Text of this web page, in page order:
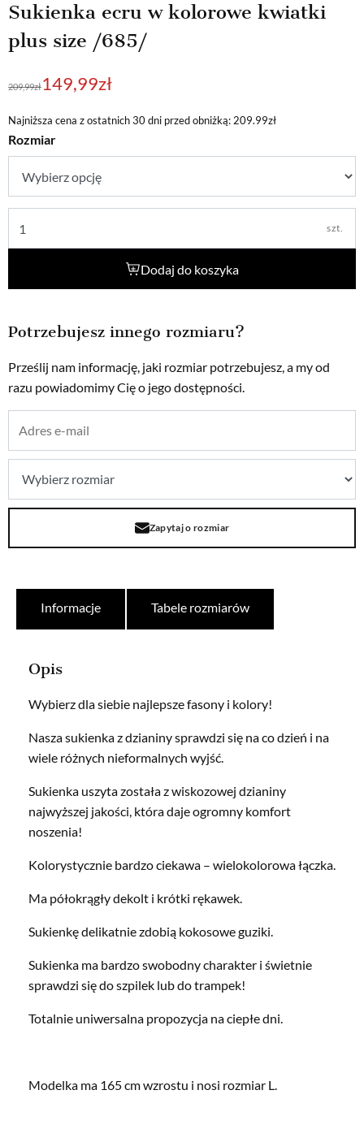
Sukienka ecru w kolorowe kwiatki
plus size /685/
209,99zł
Pierwotna
wynosiła:
209,99zł.
149,99zł
Aktualna
wynosi:
149,99zł.
Najniższa cena z ostatnich 30 dni przed obniżką: 209.99zł
Rozmiar
szt.
Dodaj do koszyka
Potrzebujesz innego rozmiaru?
Prześlij nam informację, jaki rozmiar potrzebujesz, a my od
razu powiadomimy Cię o jego dostępności.
Zapytaj o rozmiar
Informacje Tabele rozmiarów
Opis
Wybierz dla siebie najlepsze fasony i kolory!
Nasza sukienka z dzianiny sprawdzi się na co dzień i na
wiele różnych nieformalnych wyjść.
Sukienka uszyta została z wiskozowej dzianiny
najwyższej jakości, która daje ogromny komfort
noszenia!
Kolorystycznie bardzo ciekawa – wielokolorowa łączka.
Ma półokrągły dekolt i krótki rękawek.
Sukienkę delikatnie zdobią kokosowe guziki.
Sukienka ma bardzo swobodny charakter i świetnie
sprawdzi się do szpilek lub do trampek!
Totalnie uniwersalna propozycja na ciepłe dni.
Modelka ma 165 cm wzrostu i nosi rozmiar L.